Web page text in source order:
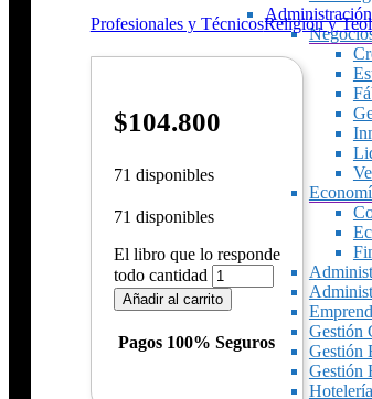
Gestión
Gestión
Gestión
Profesionales y TécnicosReligión y
$104.800
71 disponibles
71 disponibles
El libro que lo responde
todo cantidad
Añadir al carrito
Pagos 100% Seguros